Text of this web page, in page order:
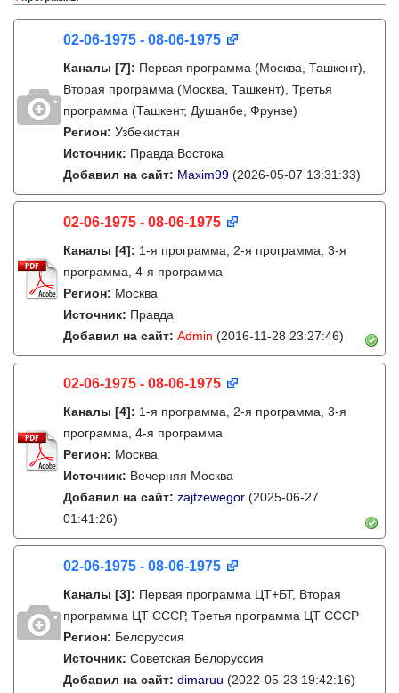
02-06-1975 - 08-06-1975
Каналы [7]: Первая программа (Москва, Ташкент),
Вторая программа (Москва, Ташкент), Третья
программа (Ташкент, Душанбе, Фрунзе)
Регион: Узбекистан
Источник: Правда Востока
Добавил на сайт: Maxim99 (2026-05-07 13:31:33)
02-06-1975 - 08-06-1975
Каналы [4]: 1-я программа, 2-я программа, 3-я
программа, 4-я программа
Регион: Москва
Источник: Правда
Добавил на сайт: Admin (2016-11-28 23:27:46)
02-06-1975 - 08-06-1975
Каналы [4]: 1-я программа, 2-я программа, 3-я
программа, 4-я программа
Регион: Москва
Источник: Вечерняя Москва
Добавил на сайт: zajtzewegor (2025-06-27
01:41:26)
02-06-1975 - 08-06-1975
Каналы [3]: Первая программа ЦТ+БТ, Вторая
программа ЦТ ССCР, Третья программа ЦТ ССCР
Регион: Белоруссия
Источник: Советская Белоруссия
Добавил на сайт: dimaruu (2022-05-23 19:42:16)